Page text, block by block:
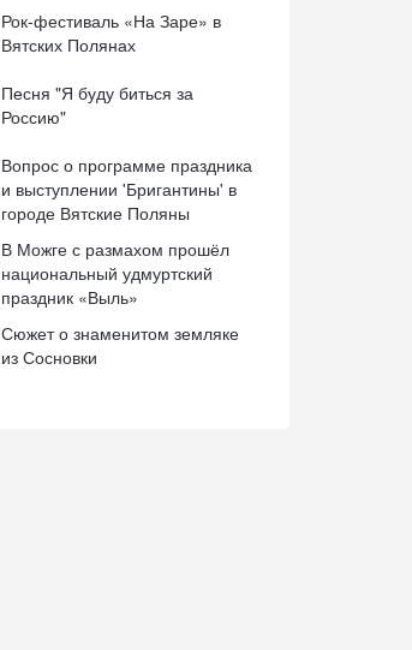
Рок-фестиваль «На Заре» в
Вятских Полянах
Песня "Я буду биться за
Россию"
Вопрос о программе праздника
и выступлении 'Бригантины' в
городе Вятские Поляны
В Можге с размахом прошёл
национальный удмуртский
праздник «Выль»
Сюжет о знаменитом земляке
из Сосновки